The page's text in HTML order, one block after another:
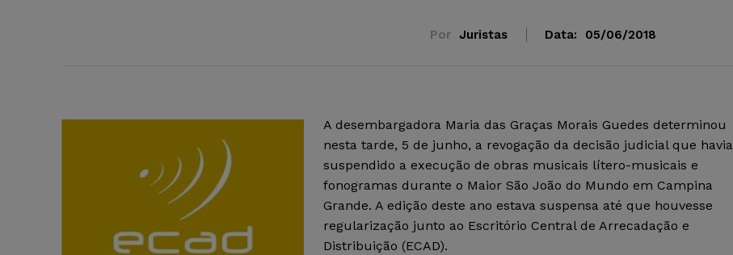
Por Juristas Data: 05/06/2018
A desembargadora Maria das Graças Morais Guedes determinou
nesta tarde, 5 de junho, a revogação da decisão judicial que havia
suspendido a execução de obras musicais lítero-musicais e
fonogramas durante o Maior São João do Mundo em Campina
Grande. A edição deste ano estava suspensa até que houvesse
regularização junto ao Escritório Central de Arrecadação e
Distribuição (ECAD).